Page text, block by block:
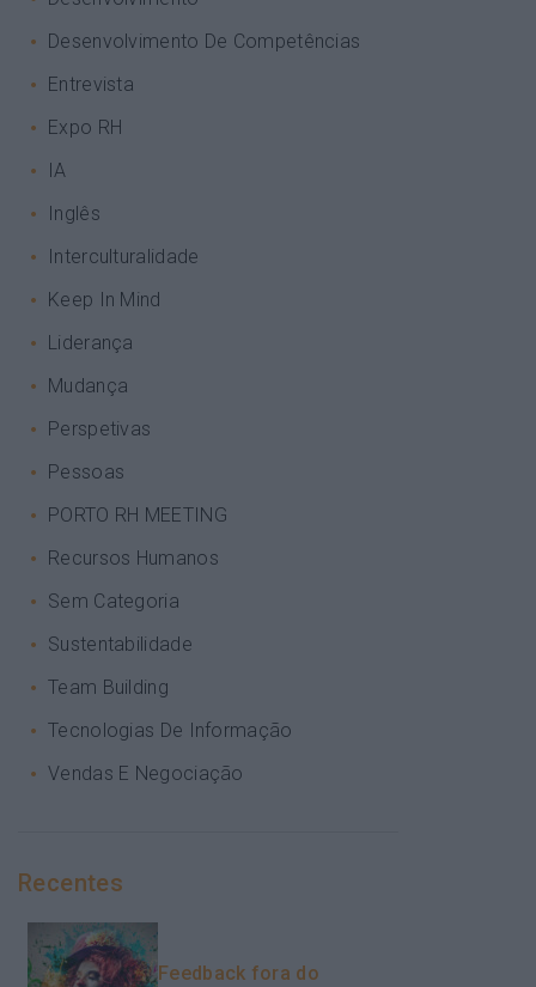
Desenvolvimento De Competências
Entrevista
Expo RH
IA
Inglês
Interculturalidade
Keep In Mind
Liderança
Mudança
Perspetivas
Pessoas
PORTO RH MEETING
Recursos Humanos
Sem Categoria
Sustentabilidade
Team Building
Tecnologias De Informação
Vendas E Negociação
Recentes
Feedback fora do